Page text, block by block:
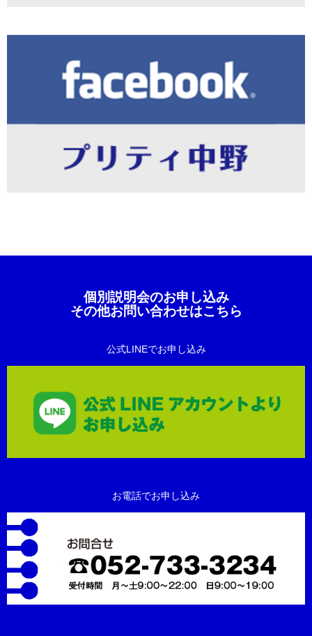
個別説明会のお申し込み
その他お問い合わせはこちら
公式LINEでお申し込み
お電話でお申し込み